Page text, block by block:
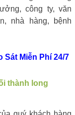
công ty, văn
nhà hàng, bệnh
Sát Miễn Phí 24/7
thành long